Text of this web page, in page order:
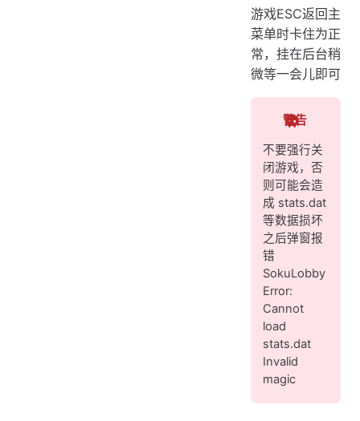
游戏ESC返回主
菜单时卡住为正
常，挂在后台稍
微等一会儿即可
警告
不要强行关
闭游戏，否
则可能会造
成 stats.dat
等数据损坏
之后弹窗报
错
SokuLobby
Error:
Cannot
load
stats.dat
Invalid
magic